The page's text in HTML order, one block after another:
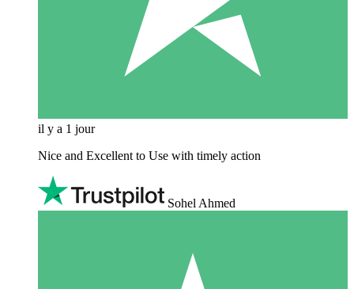
il y a 1 jour
Nice and Excellent to Use with timely action
Sohel Ahmed